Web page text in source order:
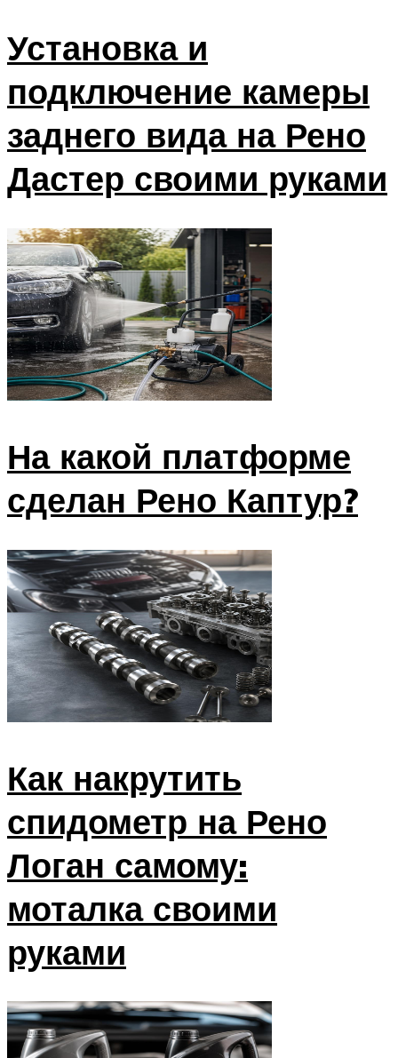
Установка и
подключение камеры
заднего вида на Рено
Дастер своими руками
На какой платформе
сделан Рено Каптур?
Как накрутить
спидометр на Рено
Логан самому:
моталка своими
руками